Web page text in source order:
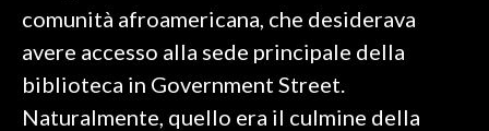
INFO AZIENDE
comunità afroamericana, che desiderava
avere accesso alla sede principale della
biblioteca in Government Street.
Naturalmente, quello era il culmine della